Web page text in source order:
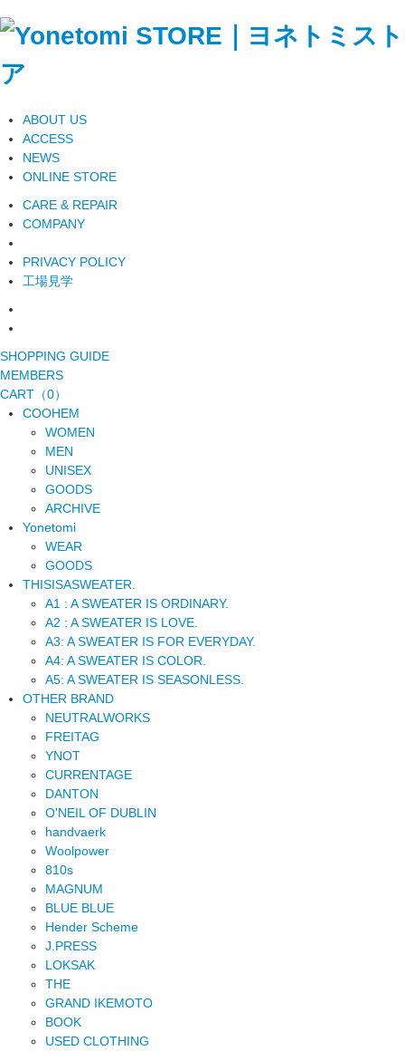
ABOUT US
ACCESS
NEWS
ONLINE STORE
CARE & REPAIR
COMPANY
PRIVACY POLICY
工場見学
SHOPPING GUIDE
MEMBERS
CART（0）
COOHEM
WOMEN
MEN
UNISEX
GOODS
ARCHIVE
Yonetomi
WEAR
GOODS
THISISASWEATER.
A1 : A SWEATER IS ORDINARY.
A2 : A SWEATER IS LOVE.
A3: A SWEATER IS FOR EVERYDAY.
A4: A SWEATER IS COLOR.
A5: A SWEATER IS SEASONLESS.
OTHER BRAND
NEUTRALWORKS
FREITAG
YNOT
CURRENTAGE
DANTON
O'NEIL OF DUBLIN
handvaerk
Woolpower
810s
MAGNUM
BLUE BLUE
Hender Scheme
J.PRESS
LOKSAK
THE
GRAND IKEMOTO
BOOK
USED CLOTHING